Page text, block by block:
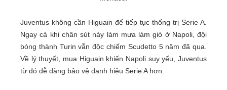
Juventus không cần Higuain để tiếp tục thống trị Serie A.
Ngay cả khi chân sút này làm mưa làm gió ở Napoli, đội
bóng thành Turin vẫn độc chiếm Scudetto 5 năm đã qua.
Về lý thuyết, mua Higuain khiến Napoli suy yếu, Juventus
từ đó dễ dàng bảo vệ danh hiệu Serie A hơn.